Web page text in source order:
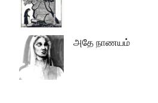
அதே நாணயம்